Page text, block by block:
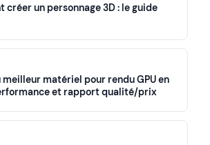
créer un personnage 3D : le guide
meilleur matériel pour rendu GPU en
et rapport qualité/prix